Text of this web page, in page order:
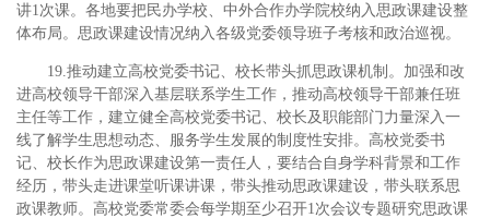
讲1次课。各地要把民办学校、中外合作办学院校纳入思政课建设整
体布局。思政课建设情况纳入各级党委领导班子考核和政治巡视。
19.推动建立高校党委书记、校长带头抓思政课机制。加强和改
进高校领导干部深入基层联系学生工作，推动高校领导干部兼任班
主任等工作，建立健全高校党委书记、校长及职能部门力量深入一
线了解学生思想动态、服务学生发展的制度性安排。高校党委书
记、校长作为思政课建设第一责任人，要结合自身学科背景和工作
经历，带头走进课堂听课讲课，带头推动思政课建设，带头联系思
政课教师。高校党委常委会每学期至少召开1次会议专题研究思政课